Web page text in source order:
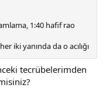
1:40 hafif rao
iki yanında da o acılığı
tecrübelerimden